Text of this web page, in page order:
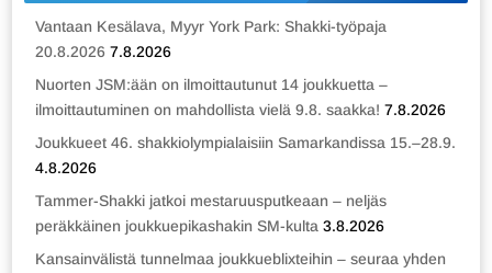
Vantaan Kesälava, Myyr York Park: Shakki-työpaja
20.8.2026 7.8.2026
Nuorten JSM:ään on ilmoittautunut 14 joukkuetta –
ilmoittautuminen on mahdollista vielä 9.8. saakka! 7.8.2026
Joukkueet 46. shakkiolympialaisiin Samarkandissa 15.–28.9.
4.8.2026
Tammer-Shakki jatkoi mestaruusputkeaan – neljäs
peräkkäinen joukkuepikashakin SM-kulta 3.8.2026
Kansainvälistä tunnelmaa joukkueblixteihin – seuraa yhden